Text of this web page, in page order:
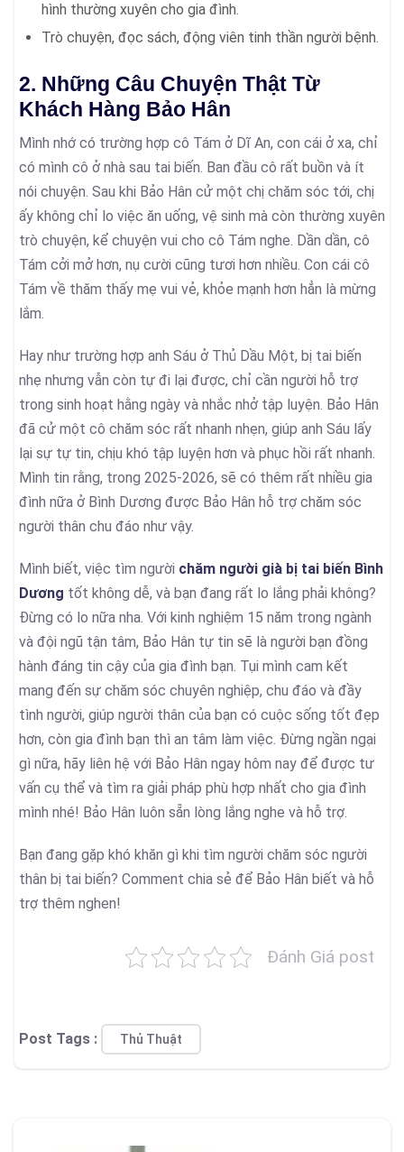
hình thường xuyên cho gia đình.
Trò chuyện, đọc sách, động viên tinh thần người bệnh.
2. Những Câu Chuyện Thật Từ
Khách Hàng Bảo Hân
Mình nhớ có trường hợp cô Tám ở Dĩ An, con cái ở xa, chỉ
có mình cô ở nhà sau tai biến. Ban đầu cô rất buồn và ít
nói chuyện. Sau khi Bảo Hân cử một chị chăm sóc tới, chị
ấy không chỉ lo việc ăn uống, vệ sinh mà còn thường xuyên
trò chuyện, kể chuyện vui cho cô Tám nghe. Dần dần, cô
Tám cởi mở hơn, nụ cười cũng tươi hơn nhiều. Con cái cô
Tám về thăm thấy mẹ vui vẻ, khỏe mạnh hơn hẳn là mừng
lắm.
Hay như trường hợp anh Sáu ở Thủ Dầu Một, bị tai biến
nhẹ nhưng vẫn còn tự đi lại được, chỉ cần người hỗ trợ
trong sinh hoạt hằng ngày và nhắc nhở tập luyện. Bảo Hân
đã cử một cô chăm sóc rất nhanh nhẹn, giúp anh Sáu lấy
lại sự tự tin, chịu khó tập luyện hơn và phục hồi rất nhanh.
Mình tin rằng, trong 2025-2026, sẽ có thêm rất nhiều gia
đình nữa ở Bình Dương được Bảo Hân hỗ trợ chăm sóc
người thân chu đáo như vậy.
Mình biết, việc tìm người chăm người già bị tai biến Bình
Dương tốt không dễ, và bạn đang rất lo lắng phải không?
Đừng có lo nữa nha. Với kinh nghiệm 15 năm trong ngành
và đội ngũ tận tâm, Bảo Hân tự tin sẽ là người bạn đồng
hành đáng tin cậy của gia đình bạn. Tụi mình cam kết
mang đến sự chăm sóc chuyên nghiệp, chu đáo và đầy
tình người, giúp người thân của bạn có cuộc sống tốt đẹp
hơn, còn gia đình bạn thì an tâm làm việc. Đừng ngần ngại
gì nữa, hãy liên hệ với Bảo Hân ngay hôm nay để được tư
vấn cụ thể và tìm ra giải pháp phù hợp nhất cho gia đình
mình nhé! Bảo Hân luôn sẵn lòng lắng nghe và hỗ trợ.
Bạn đang gặp khó khăn gì khi tìm người chăm sóc người
thân bị tai biến? Comment chia sẻ để Bảo Hân biết và hỗ
trợ thêm nghen!
Đánh Giá post
Post Tags : Thủ Thuật